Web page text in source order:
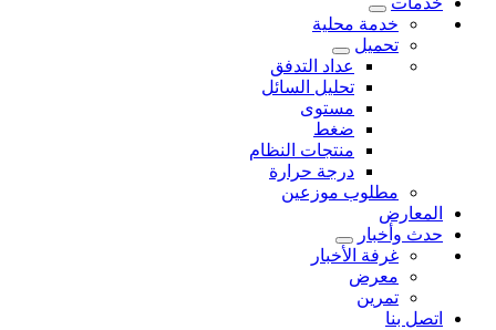
خدمة محلية
تحميل
عداد التدفق
تحليل السائل
مستوى
ضغط
منتجات النظام
درجة حرارة
مطلوب موزعين
المعارض
حدث وأخبار
غرفة الأخبار
معرض
تمرين
اتصل بنا